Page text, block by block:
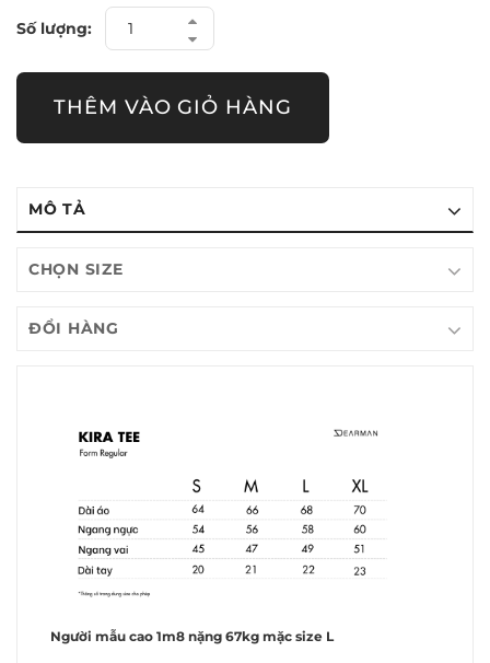
Số lượng:
THÊM VÀO GIỎ HÀNG
MÔ TẢ
CHỌN SIZE
ĐỔI HÀNG
Người mẫu cao 1m8 nặng 67kg mặc size L